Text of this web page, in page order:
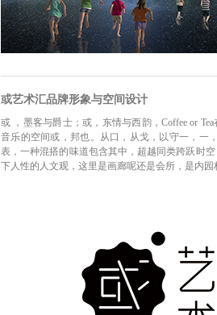
或艺术汇品牌形象与空间设计
或 ，墨客与爵士；或，东情与西韵，Coffee or
音乐的空间或，邦也。从口，从戈，以守一，一
表，一种混搭的味道包含其中，超越同类跨跃时
下人性的人文观，这里是画廊呢还是会所，是内